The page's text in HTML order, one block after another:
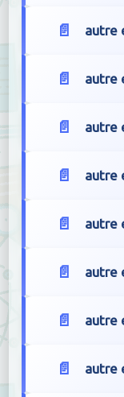
autre
autre
autre
autre
autre
autre
autre
autre